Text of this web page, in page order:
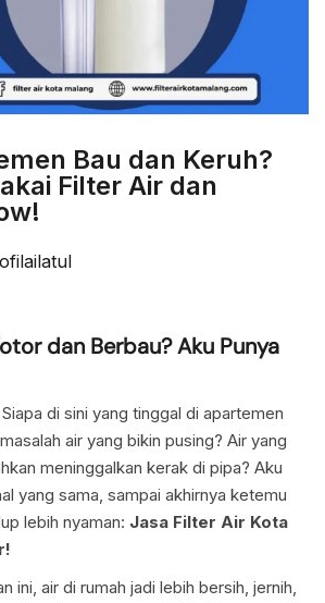
Bau dan Keruh?
Filter Air dan
dan Berbau? Aku Punya
di sini yang tinggal di apartemen
air yang bikin pusing? Air yang
meninggalkan kerak di pipa? Aku
yang sama, sampai akhirnya ketemu
lebih nyaman: Jasa Filter Air Kota
ini, air di rumah jadi lebih bersih, jernih,